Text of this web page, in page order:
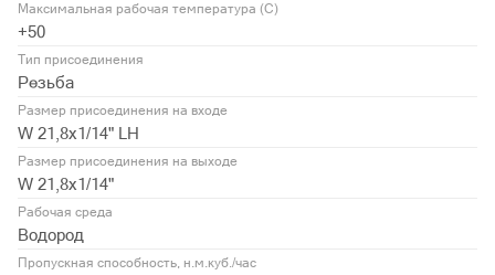
Максимальная рабочая температура (С)
+50
Тип присоединения
Резьба
Размер присоединения на входе
W 21,8x1/14" LH
Размер присоединения на выходе
W 21,8x1/14"
Рабочая среда
Водород
Пропускная способность, н.м.куб./час